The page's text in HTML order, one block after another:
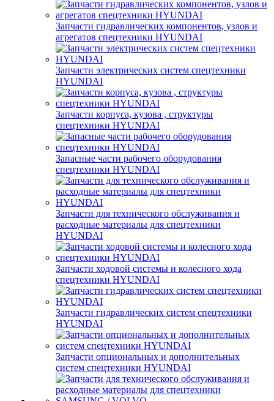
Запчасти гидравлических компонентов, узлов и
агрегатов спецтехники HYUNDAI
Запчасти электрических систем спецтехники
HYUNDAI
Запчасти корпуса, кузова , структуры
спецтехники HYUNDAI
Запасные части рабочего оборудования
спецтехники HYUNDAI
Запчасти для технического обслуживания и
расходные материалы для спецтехники
HYUNDAI
Запчасти ходовой системы и колесного хода
спецтехники HYUNDAI
Запчасти гидравлических систем спецтехники
HYUNDAI
Запчасти опциональных и дополнительных
систем спецтехники HYUNDAI